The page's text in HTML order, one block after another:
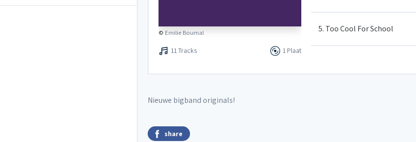
© Emilie Boumal
11 Tracks 1 Plaat
5. Too Cool For School
Nieuwe bigband originals!
share